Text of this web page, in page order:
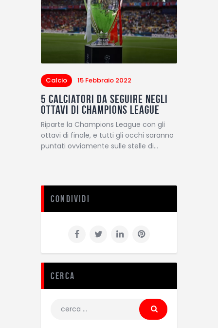
Calcio 15 Febbraio 2022
5 calciatori da seguire negli
ottavi di Champions League
Riparte la Champions League con gli
ottavi di finale, e tutti gli occhi saranno
puntati ovviamente sulle stelle di…
Condividi
Cerca